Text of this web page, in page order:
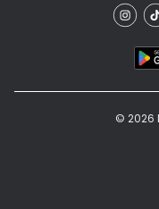
© 2026